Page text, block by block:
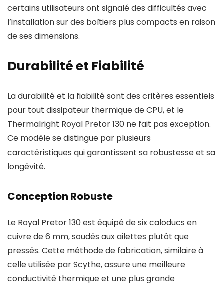
certains utilisateurs ont signalé des difficultés avec
l’installation sur des boîtiers plus compacts en raison
de ses dimensions.
Durabilité et Fiabilité
La durabilité et la fiabilité sont des critères essentiels
pour tout dissipateur thermique de CPU, et le
Thermalright Royal Pretor 130 ne fait pas exception.
Ce modèle se distingue par plusieurs
caractéristiques qui garantissent sa robustesse et sa
longévité.
Conception Robuste
Le Royal Pretor 130 est équipé de six caloducs en
cuivre de 6 mm, soudés aux ailettes plutôt que
pressés. Cette méthode de fabrication, similaire à
celle utilisée par Scythe, assure une meilleure
conductivité thermique et une plus grande